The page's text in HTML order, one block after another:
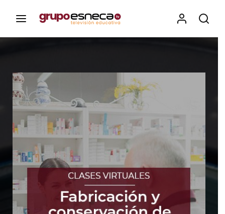
Esneca TV
Iniciar Sesión
Para iniciar sesión debes introducir el
mismo usuario y contraseña que utilizas
para acceder al campus virtual:
https://elcampusonline.com
Dirección de correo electrónico
Contraseña